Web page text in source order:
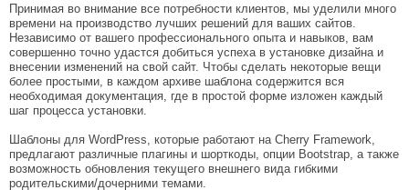
Принимая во внимание все потребности клиентов, мы уделили много
времени на производство лучших решений для ваших сайтов.
Независимо от вашего профессионального опыта и навыков, вам
совершенно точно удастся добиться успеха в установке дизайна и
внесении изменений на свой сайт. Чтобы сделать некоторые вещи
более простыми, в каждом архиве шаблона содержится вся
необходимая документация, где в простой форме изложен каждый
шаг процесса установки.
Шаблоны для WordPress, которые работают на Cherry Framework,
предлагают различные плагины и шорткоды, опции Bootstrap, а также
возможность обновления текущего внешнего вида гибкими
родительскими/дочерними темами.